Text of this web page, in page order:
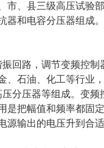
、县三级高压试验
和电容分压器组成。
回路，调节变频控
石油、化工等行业
分压器等组成。变
把幅值和频率都固
源输出的电压升到合